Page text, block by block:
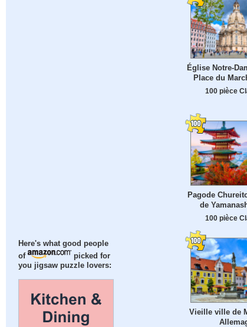
Here's what good people
of
picked for
you jigsaw puzzle lovers:
Église Notre-
Place du
100 pièce
Pagode
de
100 pièce
Vieille ville de